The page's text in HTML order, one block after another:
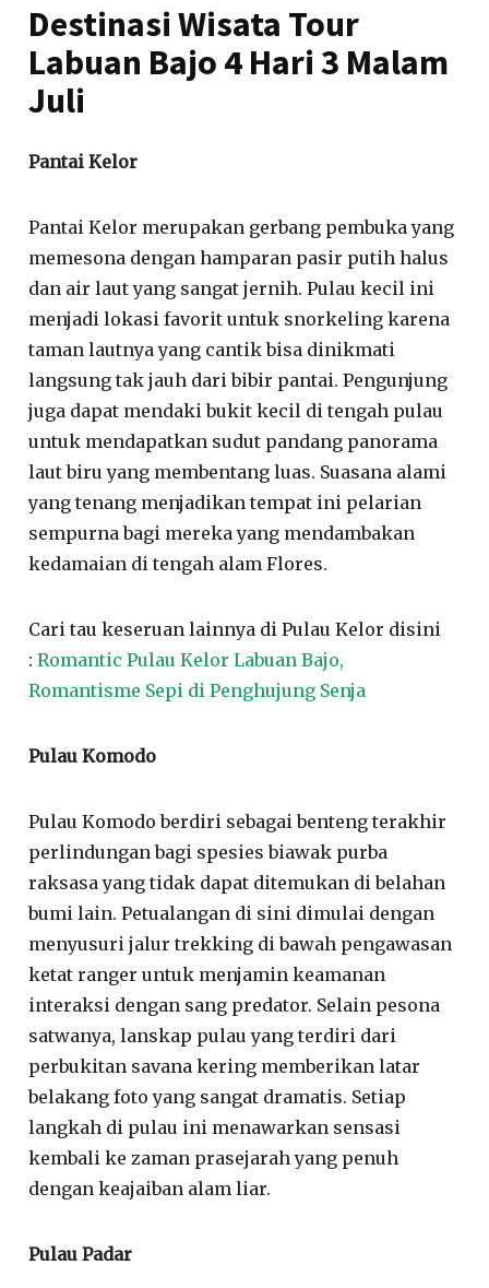
Destinasi Wisata Tour
Labuan Bajo 4 Hari 3 Malam
Juli
Pantai Kelor
Pantai Kelor merupakan gerbang pembuka yang
memesona dengan hamparan pasir putih halus
dan air laut yang sangat jernih. Pulau kecil ini
menjadi lokasi favorit untuk snorkeling karena
taman lautnya yang cantik bisa dinikmati
langsung tak jauh dari bibir pantai. Pengunjung
juga dapat mendaki bukit kecil di tengah pulau
untuk mendapatkan sudut pandang panorama
laut biru yang membentang luas. Suasana alami
yang tenang menjadikan tempat ini pelarian
sempurna bagi mereka yang mendambakan
kedamaian di tengah alam Flores.
Cari tau keseruan lainnya di Pulau Kelor disini
:Romantic Pulau Kelor Labuan Bajo,
Romantisme Sepi di Penghujung Senja
Pulau Komodo
Pulau Komodo berdiri sebagai benteng terakhir
perlindungan bagi spesies biawak purba
raksasa yang tidak dapat ditemukan di belahan
bumi lain. Petualangan di sini dimulai dengan
menyusuri jalur trekking di bawah pengawasan
ketat ranger untuk menjamin keamanan
interaksi dengan sang predator. Selain pesona
satwanya, lanskap pulau yang terdiri dari
perbukitan savana kering memberikan latar
belakang foto yang sangat dramatis. Setiap
langkah di pulau ini menawarkan sensasi
kembali ke zaman prasejarah yang penuh
dengan keajaiban alam liar.
Pulau Padar